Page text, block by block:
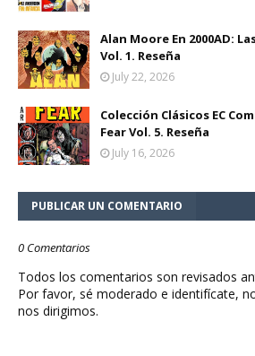
Alan Moore En 2000AD:
Vol. 1. Reseña
July 22, 2026
Colección Clásicos EC
Fear Vol. 5. Reseña
July 16, 2026
PUBLICAR UN COMENTARIO
0 Comentarios
Todos los comentarios son revisados
Por favor, sé moderado e identifícate,
nos dirigimos.